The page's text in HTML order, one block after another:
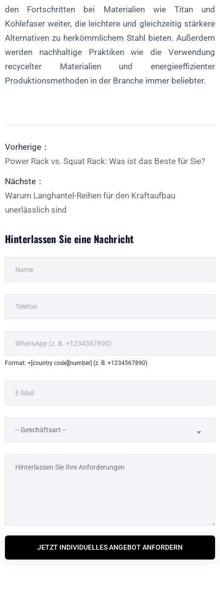
den Fortschritten bei Materialien wie Titan und
Kohlefaser weiter, die leichtere und gleichzeitig stärkere
Alternativen zu herkömmlichem Stahl bieten. Außerdem
werden nachhaltige Praktiken wie die Verwendung
recycelter Materialien und energieeffizienter
Produktionsmethoden in der Branche immer beliebter.
Vorherige：
Power Rack vs. Squat Rack: Was ist das Beste für Sie?
Nächste：
Warum Langhantel-Reihen für den Kraftaufbau
unerlässlich sind
Hinterlassen Sie eine Nachricht
Format: +[country code][number] (z. B. +1234567890)
JETZT INDIVIDUELLES ANGEBOT ANFORDERN